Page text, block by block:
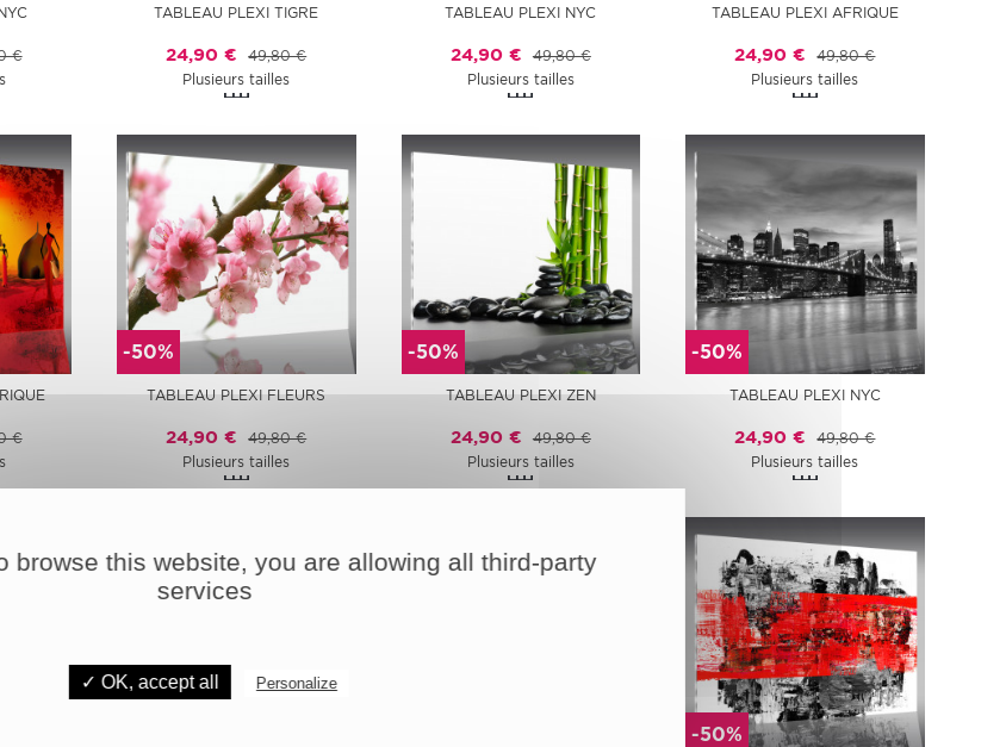
€
TABLEAU PLEXI TIGRE
24,90 €
49,80 €
Plusieurs tailles
TABLEAU PLEXI NYC
24,90 €
49,80 €
Plusieurs tailles
TABLEAU PLEXI AFRIQUE
24,90 €
49,80 €
Plusieurs tailles
€
-50%
TABLEAU PLEXI FLEURS
24,90 €
49,80 €
Plusieurs tailles
-50%
TABLEAU PLEXI ZEN
24,90 €
49,80 €
Plusieurs tailles
-50%
TABLEAU PLEXI NYC
24,90 €
49,80 €
Plusieurs tailles
-50%
browse this website, you are allowing all third-party
services
✓ OK, accept all Personalize